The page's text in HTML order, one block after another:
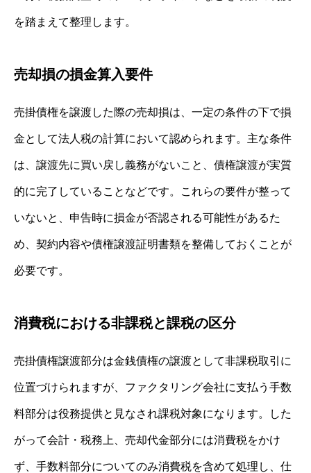
を踏まえて整理します。
売却損の損金算入要件
売掛債権を譲渡した際の売却損は、一定の条件の下で損
金として法人税の計算において認められます。主な条件
は、譲渡先に買い戻し義務がないこと、債権譲渡が実質
的に完了していることなどです。これらの要件が整って
いないと、申告時に損金が否認される可能性があるた
め、契約内容や債権譲渡証明書類を整備しておくことが
必要です。
消費税における非課税と課税の区分
売掛債権譲渡部分は金銭債権の譲渡として非課税取引に
位置づけられますが、ファクタリング会社に支払う手数
料部分は役務提供と見なされ課税対象になります。した
がって会計・税務上、売却代金部分には消費税をかけ
ず、手数料部分についてのみ消費税を含めて処理し、仕